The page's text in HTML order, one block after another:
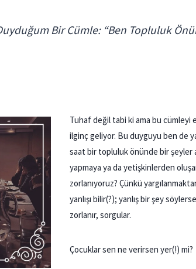
Bir Cümle: “Ben Topluluk
Tuhaf değil tabi ki ama bu cümleyi
ilginç geliyor. Bu duyguyu ben de
saat bir topluluk önünde bir şeyler
yapmaya ya da yetişkinlerden
zorlanıyoruz? Çünkü
yanlışı bilir(?); yanlış bir şey
zorlanır, sorgular.
Çocuklar sen ne verirsen yer(!) mi?